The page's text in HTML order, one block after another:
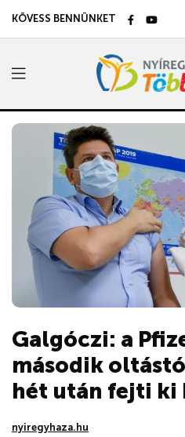
KÖVESS BENNÜNKET
Galgóczi: a
második
hét után fejti ki
nyiregyhaza.hu